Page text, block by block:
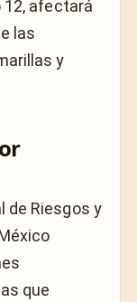
12, afectará
las
y
de Riesgos y
que